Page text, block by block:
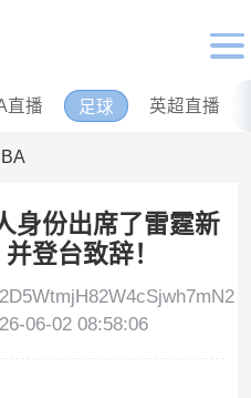
直播 足球 英超直播
身份出席了雷霆新
登台致辞！
06-02 08:58:06